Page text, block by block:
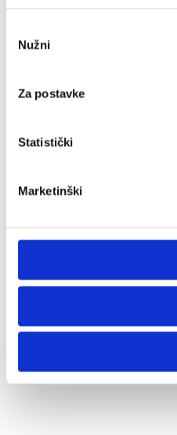
pristanka
Nužni
Za postavke
Statistički
Marketinški